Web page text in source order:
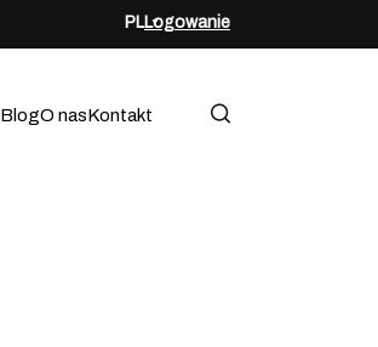
PLLogowanie
BlogO nasKontakt